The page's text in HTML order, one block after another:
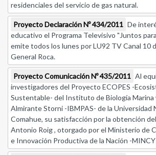
residenciales del servicio de gas natural.
Proyecto Declaración Nº 434/2011 De
educativo el Programa Televisivo "Juntos
emite todos los lunes por LU92 TV Canal 10
General Roca.
Proyecto Comunicación Nº 435/2011 Al
investigadores del Proyecto ECOPES -
Sustentable- del Instituto de Biología Marina
Almirante Storni -IBMPAS- de la Universidad
Comahue, su satisfacción por la obtención
Antonio Roig , otorgado por el Ministerio de
e Innovación Productiva de la Nación -